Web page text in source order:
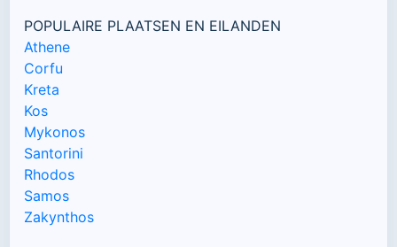
POPULAIRE PLAATSEN EN EILANDEN
Athene
Corfu
Kreta
Kos
Mykonos
Santorini
Rhodos
Samos
Zakynthos